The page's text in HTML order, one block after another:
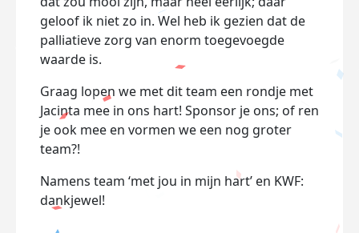
geloof ik niet zo in. Wel heb ik gezien dat de
palliatieve zorg van enorm toegevoegde
waarde is.
Graag lopen we met dit team een rondje met
Jacinta mee in ons hart! Sponsor je ons; of ren
je ook mee en vormen we een nog groter
team?!
Namens team ‘met jou in mijn hart’ en KWF:
dankjewel!